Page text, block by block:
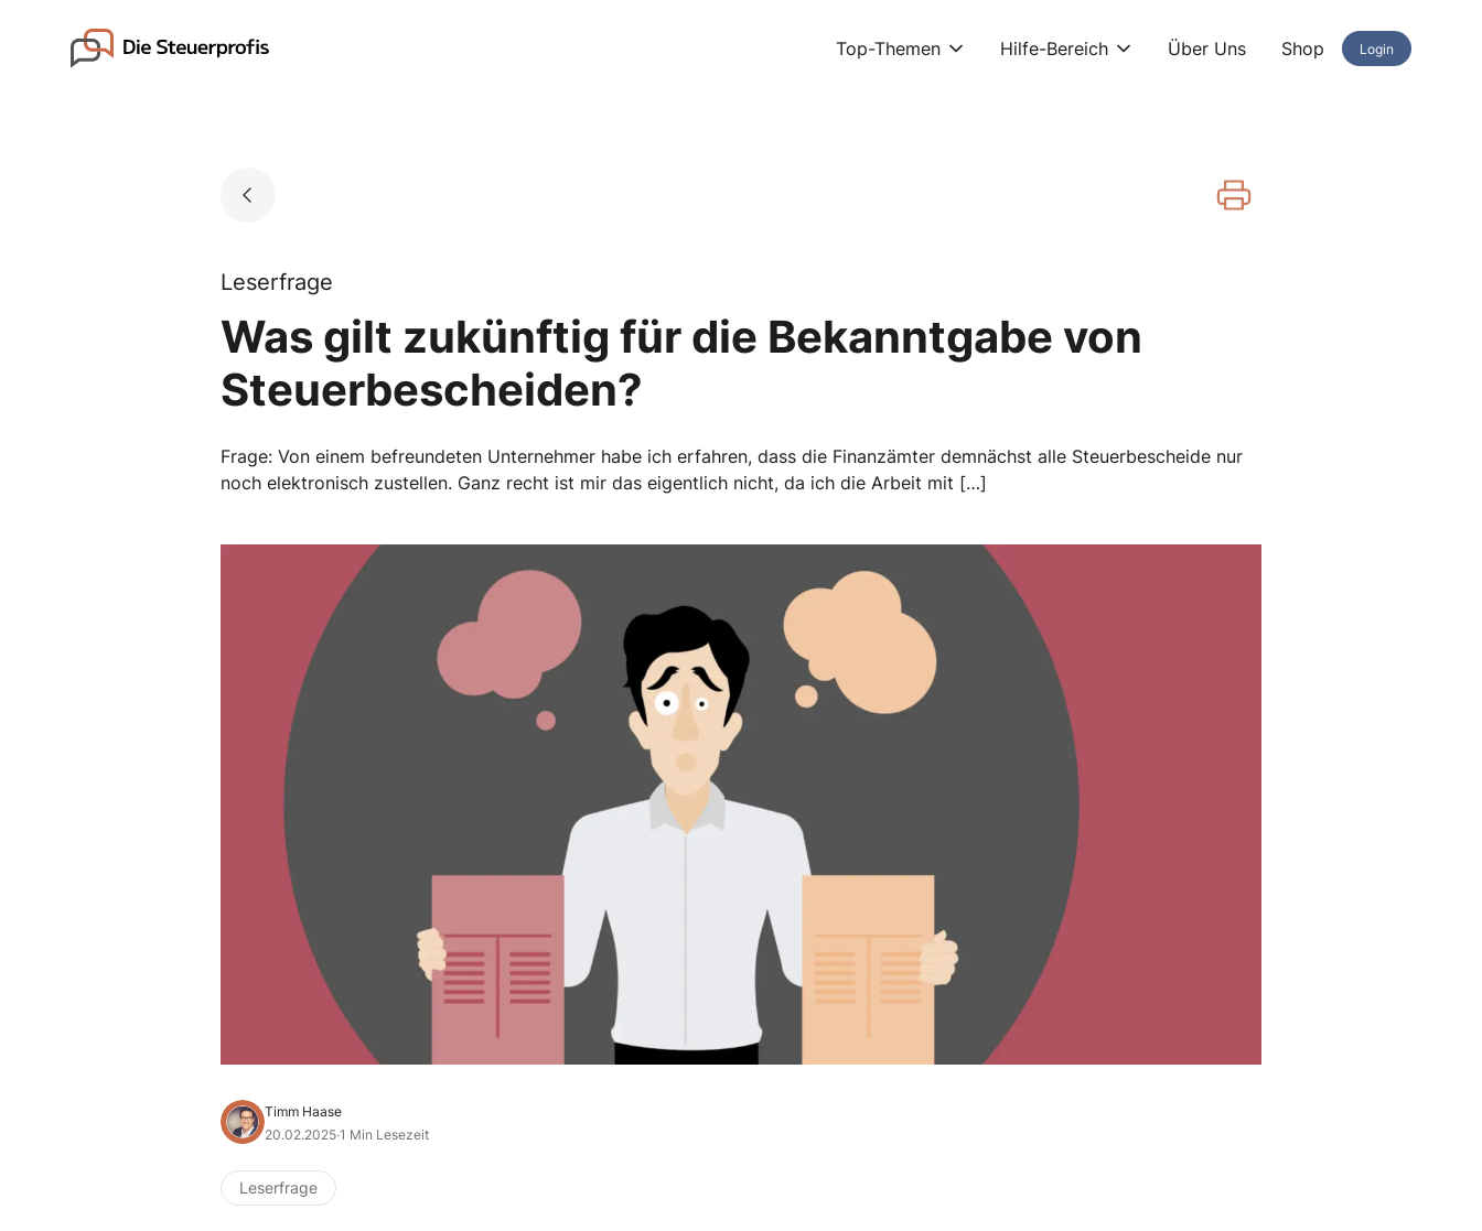
Go to landing page. Top-Themen Hilfe-Bereich Über Uns Shop Login
Leserfrage
Was gilt zukünftig für die Bekanntgabe von
Steuerbescheiden?
Frage: Von einem befreundeten Unternehmer habe ich erfahren, dass die Finanzämter demnächst alle Steuerbescheide nur
noch elektronisch zustellen. Ganz recht ist mir das eigentlich nicht, da ich die Arbeit mit […]
Timm Haase
20.02.2025·1 Min Lesezeit
Leserfrage